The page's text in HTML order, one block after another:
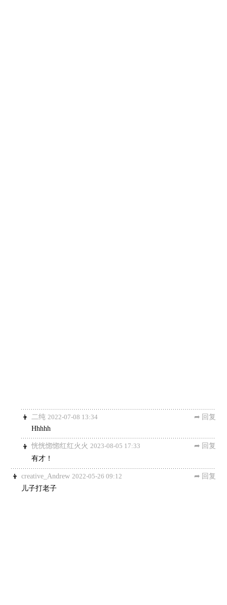
二纯 2022-07-08 13:34
Hhhhh
回复
恍恍惚惚红红火火 2023-08-05 17:33
有才！
回复
creative_Andrew 2022-05-26 09:12
儿子打老子
回复